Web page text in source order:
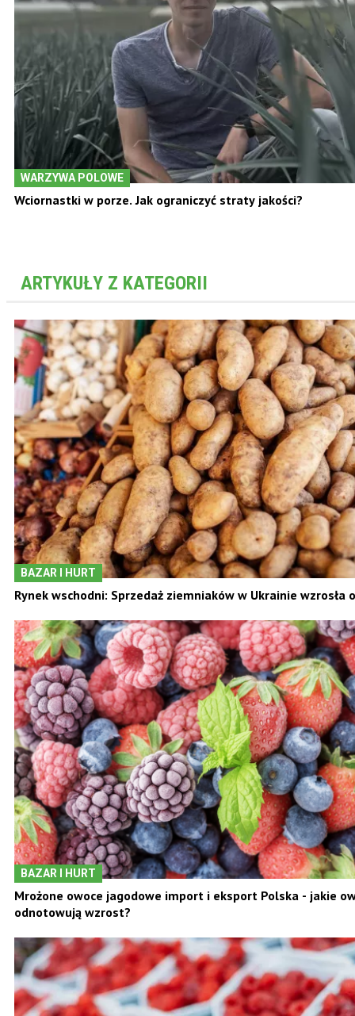
Wciornastki w porze. Jak ograniczyć straty jakości?
ARTYKUŁY Z KATEGORII
BAZAR I HURT
Rynek wschodni: Sprzedaż ziemniaków w Ukrainie wzrosła
BAZAR I HURT
Mrożone owoce jagodowe import i eksport Polska - jakie